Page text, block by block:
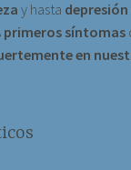
y hasta
primeros síntomas
en